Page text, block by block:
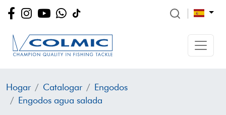
Hogar Catalogar
Engodos
Engodos agua salada